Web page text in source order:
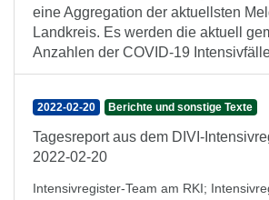
eine Aggregation der aktuellsten
Landkreis. Es werden die aktuell
Anzahlen der COVID-19
2022-02-20 Berichte und sonstige Texte
Tagesreport aus dem DIVI-
2022-02-20
Intensivregister-Team am RKI;